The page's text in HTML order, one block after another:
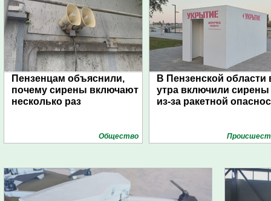
Пензенцам объяснили,
почему сирены включают
несколько раз
Общество
В Пензенской области
утра включили сирены
из-за ракетной